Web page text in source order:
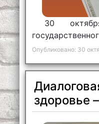
30
колледжа
Беларуси!
Опубликовано: 30
здоровье